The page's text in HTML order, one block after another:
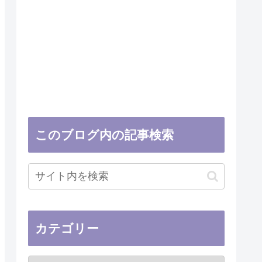
このブログ内の記事検索
カテゴリー